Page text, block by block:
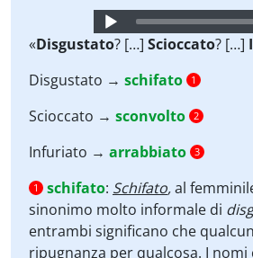
Audio
Player
«Disgustato? […] Scioccato? […]
Disgustato → schifato 1
Scioccato → sconvolto 2
Infuriato → arrabbiato 3
1 schifato: Schifato,al
sinonimo molto informale di
entrambi significano che
ripugnanza per qualcosa. I